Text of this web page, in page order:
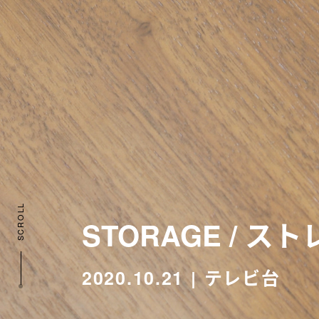
STORAGE / スト
2020.10.21 テレビ台
SCROLL